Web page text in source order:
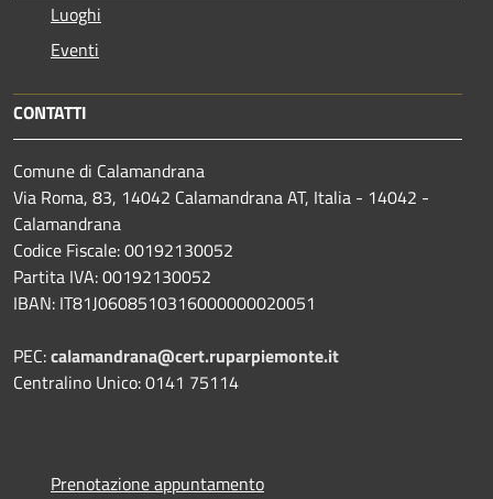
Luoghi
Eventi
CONTATTI
Comune di Calamandrana
Via Roma, 83, 14042 Calamandrana AT, Italia - 14042 -
Calamandrana
Codice Fiscale: 00192130052
Partita IVA: 00192130052
IBAN: IT81J0608510316000000020051
PEC:calamandrana@cert.ruparpiemonte.it
Centralino Unico: 0141 75114
Prenotazione appuntamento